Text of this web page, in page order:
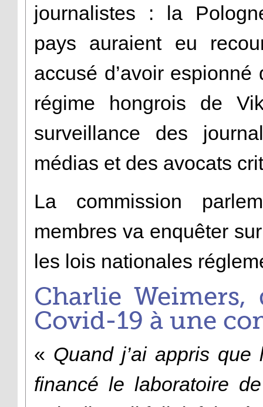
journalistes : la
pays auraient eu
accusé d’avoir
régime hongrois de
surveillance des
médias et des avocats
La commission
membres va enquêter
les lois nationales
Charlie Weimers,
Covid-19 à une
« Quand j’ai appris que
financé le laboratoire